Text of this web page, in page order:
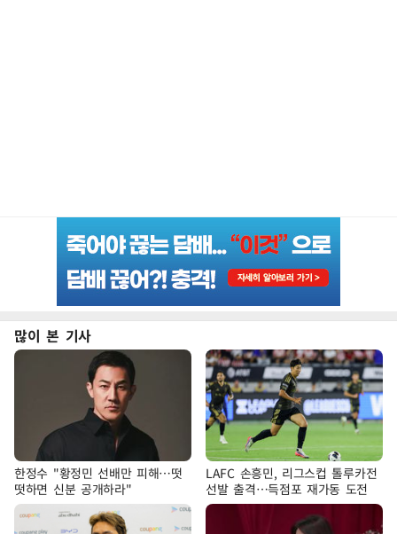
많이 본 기사
한정수 "황정민 선배만 피해…떳
떳하면 신분 공개하라"
LAFC 손흥민, 리그스컵 톨루카전
선발 출격…득점포 재가동 도전